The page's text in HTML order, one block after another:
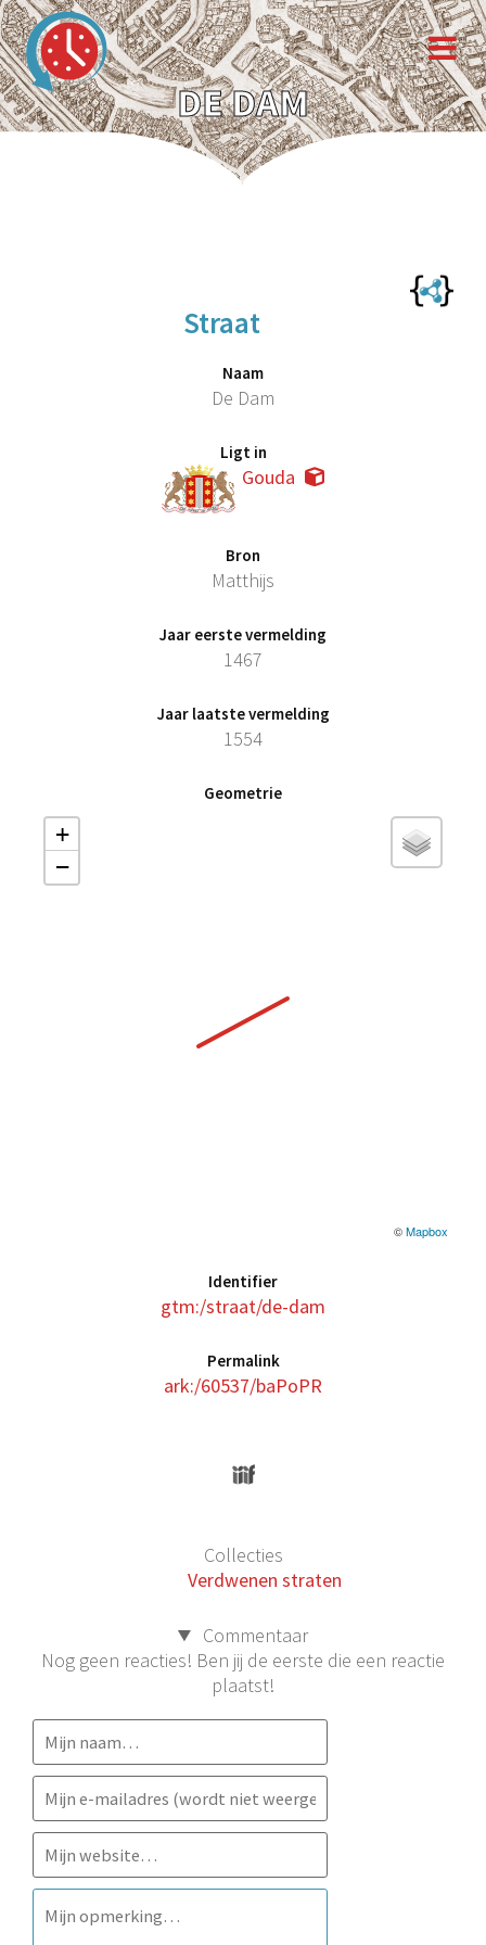
DE DAM
Straat
Naam
De Dam
Ligt in
Gouda
Bron
Matthijs
Jaar eerste vermelding
1467
Jaar laatste vermelding
1554
Geometrie
+
−
©Mapbox
Identifier
gtm:/straat/de-dam
Permalink
ark:/60537/baPoPR
Collecties
Verdwenen straten
Commentaar
Nog geen reacties! Ben jij de eerste die een reactie
plaatst!